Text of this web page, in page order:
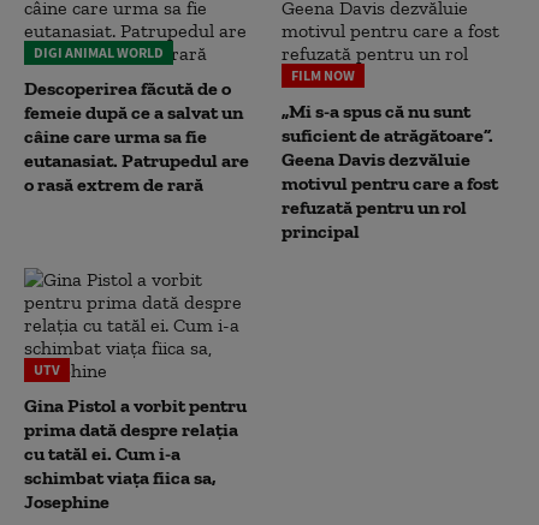
DIGI ANIMAL WORLD
Descoperirea făcută de o
femeie după ce a salvat un
câine care urma sa fie
eutanasiat. Patrupedul are
o rasă extrem de rară
FILM NOW
„Mi s-a spus că nu sunt
suficient de atrăgătoare”.
Geena Davis dezvăluie
motivul pentru care a fost
refuzată pentru un rol
principal
UTV
Gina Pistol a vorbit pentru
prima dată despre relația
cu tatăl ei. Cum i-a
schimbat viața fiica sa,
Josephine